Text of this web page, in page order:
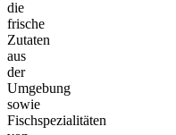
die
frische
Zutaten
aus
der
Umgebung
sowie
Fischspezialitäten